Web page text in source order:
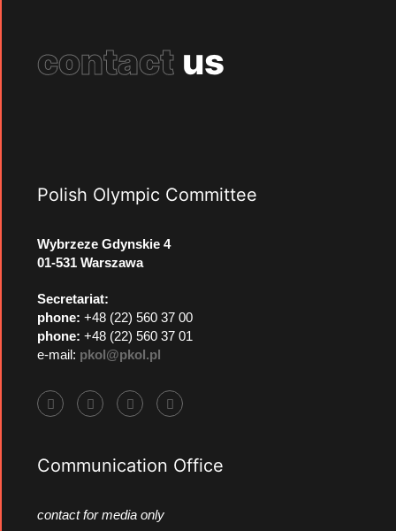
contact us
Polish Olympic Committee
Wybrzeze Gdynskie 4
01-531 Warszawa
Secretariat:
phone: +48 (22) 560 37 00
phone: +48 (22) 560 37 01
e-mail: pkol@pkol.pl
Communication Office
contact for media only